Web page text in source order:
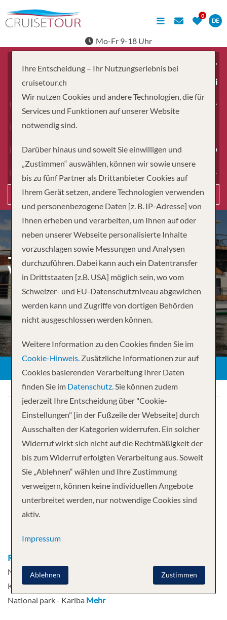
DE
Mo-Fr 9-18 Uhr
Erwachsene
Kinder
Dauer
Reiseart
Suchen
JOHANNESBURG TO
VICTORIA FALLS –
Ihre Kreuzfahrt
8 NächteAfrican Dream
Abfahrt
Route
National Park - Impalila Island - Kasane -
Kariba - Gache - Kariba - Matusadona
National park - Kariba Mehr
Ihre Entscheidung – Ihr Nutzungserlebnis bei
cruisetour.ch
Wir nutzen Cookies und andere Technologien, die für
Services und Funktionen auf unserer Website
notwendig sind.
Darüber hinaus und soweit Sie einwilligen und
„Zustimmen“ auswählen, können wir sowie unsere
bis zu fünf Partner als Drittanbieter Cookies auf
Ihrem Gerät setzen, andere Technologien verwenden
und personenbezogene Daten [z. B. IP-Adresse] von
Ihnen erheben und verarbeiten, um Ihnen auf oder
neben unserer Webseite personalisierte Inhalte
vorzuschlagen sowie Messungen und Analysen
durchzuführen. Dabei kann auch ein Datentransfer
in Drittstaaten [z.B. USA] möglich sein, wo vom
Schweizer- und EU-Datenschutzniveau abgewichen
werden kann und Zugriffe von dortigen Behörden
nicht ausgeschlossen werden können.
Weitere Information zu den Cookies finden Sie im
Cookie-Hinweis. Zusätzliche Informationen zur auf
Cookies basierenden Verarbeitung Ihrer Daten
finden Sie im Datenschutz.Sie können zudem
jederzeit Ihre Entscheidung über "Cookie-
Einstellungen" [in der Fußzeile der Webseite] durch
Ausschalten der Kategorien widerrufen. Ein solcher
Widerruf wirkt sich nicht auf die Rechtmäßigkeit der
bis zum Widerruf erfolgten Verarbeitung aus. Soweit
Sie „Ablehnen“ wählen und Ihre Zustimmung
verweigern, können keine individuellen Angebote
unterbreitet werden, nur notwendige Cookies sind
aktiv.
Impressum
Zustimmen
Ablehnen